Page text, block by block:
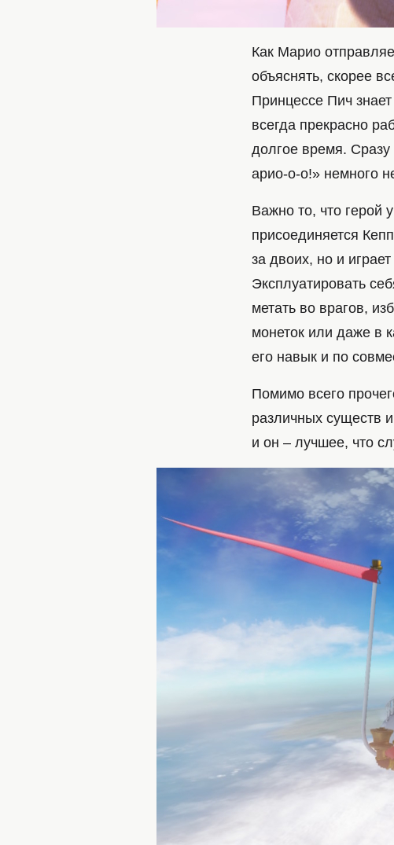
Как Марио
объяснять, скорее
Принцессе Пич
всегда прекрасно
долгое время. Сразу
арио-о-о!» немного
Важно то, что герой
присоединяется
за двоих, но и
Эксплуатировать
метать во врагов,
монеток или даже в
его навык и по
Помимо всего
различных существ
и он – лучшее, что